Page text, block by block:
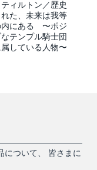
ィルトン／歴史
た、未来は我等
内にある 〜ポジ
テンプル騎士団
属している人物〜
について、 皆さまに